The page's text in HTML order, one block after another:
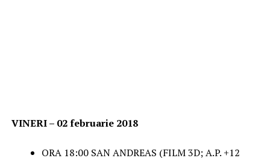
VINERI – 02 februarie 2018
ORA 18:00 SAN ANDREAS (FILM 3D; A.P. +12